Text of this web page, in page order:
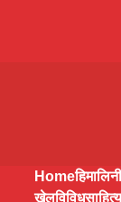
Home
खेलविविध